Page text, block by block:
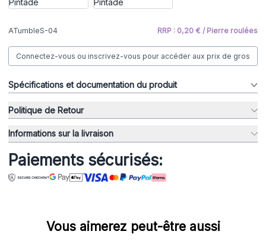
ATumbleS-04 RRP : 0,20 € / Pierre roulées
Connectez-vous ou inscrivez-vous pour accéder aux prix de gros
Spécifications et documentation du produit
Politique de Retour
Informations sur la livraison
Paiements sécurisés:
Vous aimerez peut-être aussi